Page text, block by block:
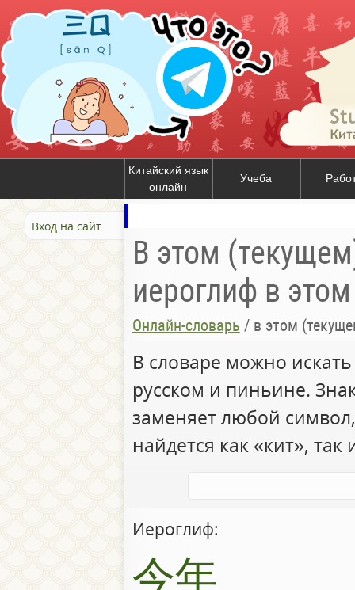
Китайский язык
онлайн
Учеба
Вход на сайт
В этом
иероглиф в
Онлайн-словарь / в этом
В словаре можно
русском и пиньине.
заменяет любой
найдется как «кит», так
Иероглиф:
今年